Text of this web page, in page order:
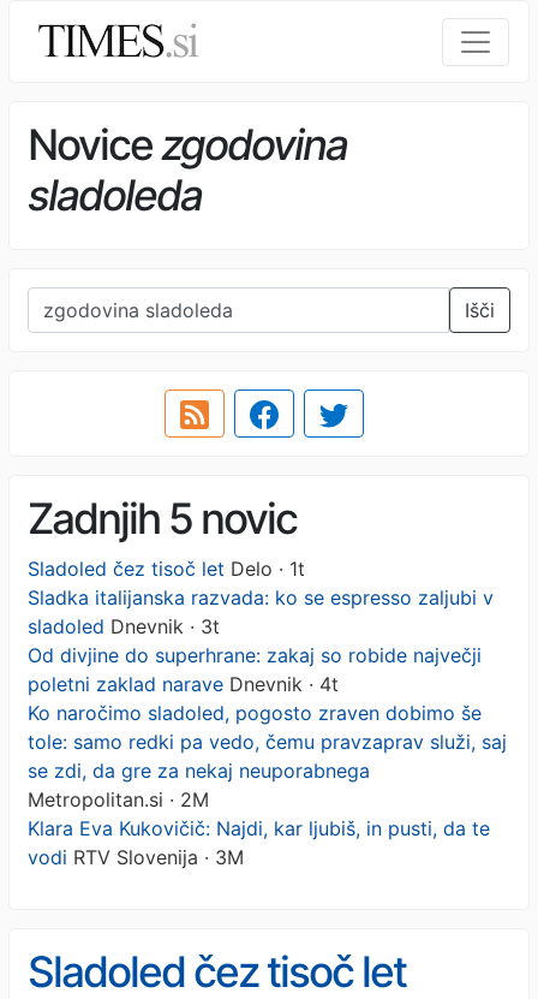
Novicezgodovina
sladoleda
Išči
Zadnjih 5 novic
Sladoled čez tisoč let Delo · 1t
Sladka italijanska razvada: ko se espresso zaljubi v
sladoled Dnevnik · 3t
Od divjine do superhrane: zakaj so robide največji
poletni zaklad narave Dnevnik · 4t
Ko naročimo sladoled, pogosto zraven dobimo še
tole: samo redki pa vedo, čemu pravzaprav služi, saj
se zdi, da gre za nekaj neuporabnega
Metropolitan.si · 2M
Klara Eva Kukovičič: Najdi, kar ljubiš, in pusti, da te
vodi RTV Slovenija · 3M
Sladoled čez tisoč let